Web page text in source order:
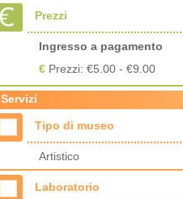
Prezzi
Ingresso a pagamento
€ Prezzi: €5.00 - €9.00
Servizi
Tipo di museo
Artistico
Laboratorio